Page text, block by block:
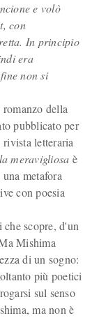
e volò
con
In principio
era
non si
romanzo della
pubblicato per
rivista letteraria
meravigliosa è
metafora
con poesia
scopre, d'un
Mishima
di un sogno:
più poetici
sul senso
ma non è